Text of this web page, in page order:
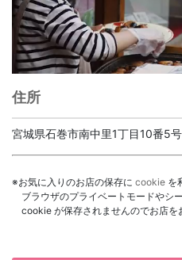
住所
宮城県石巻市南中里1丁目10番5号
※お気に入りのお店の保存に cookie を
ブラウザのプライベートモードやシ
cookie が保存されませんのでお店を